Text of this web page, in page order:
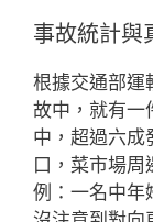
事故統計與
根據交通部運
故中，就有一
中，超過六成
口，菜市場周
例：一名中年